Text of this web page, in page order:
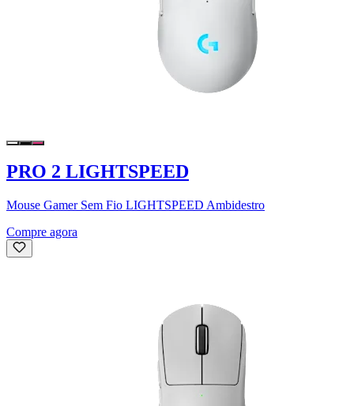
PRO 2 LIGHTSPEED
Mouse Gamer Sem Fio LIGHTSPEED Ambidestro
Compre agora